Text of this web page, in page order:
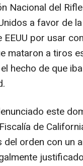
Nacional del
a favor de
EEUU por usar
mataron a tiros
hecho de que
este
de
del orden con un